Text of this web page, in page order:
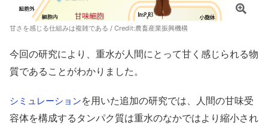
甘さを感じる仕組みは複雑である / Credit:農畜産業振興機構
今回の研究により、重水が人間にとって甘く感じられる物
質であることがわかりました。
シミュレーションを用いた追加の研究では、人間の甘味受
容体を構成するタンパク質は重水のなかではより縮小され